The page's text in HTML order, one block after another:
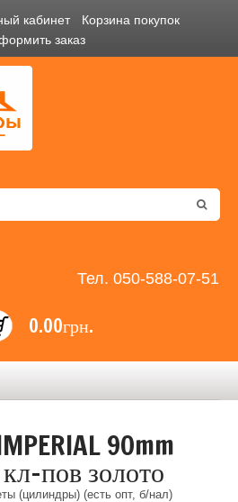
кабинет
Корзина покупок
заказ
Тел. 050-588-07-51
0.00грн.
90mm
пов золото
(цилиндры) (есть опт, б/нал)